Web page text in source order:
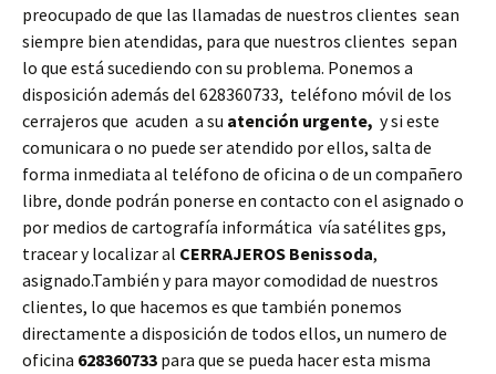
preocupado de que las llamadas de nuestros clientes sean
siempre bien atendidas, para que nuestros clientes sepan
lo que está sucediendo con su problema. Ponemos a
disposición además del 628360733, teléfono móvil de los
cerrajeros que acuden a su atención urgente, y si este
comunicara o no puede ser atendido por ellos, salta de
forma inmediata al teléfono de oficina o de un compañero
libre, donde podrán ponerse en contacto con el asignado o
por medios de cartografía informática vía satélites gps,
tracear y localizar al CERRAJEROS Benissoda,
asignado.También y para mayor comodidad de nuestros
clientes, lo que hacemos es que también ponemos
directamente a disposición de todos ellos, un numero de
oficina 628360733 para que se pueda hacer esta misma